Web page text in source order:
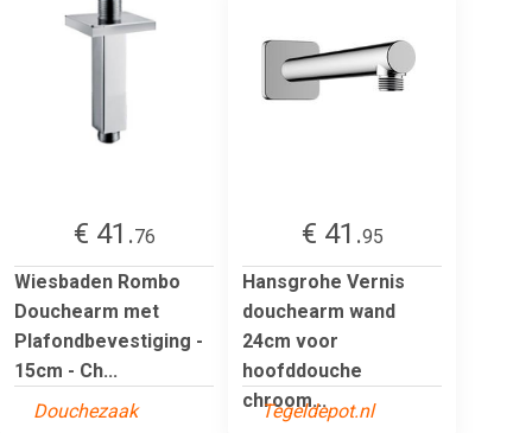
€ 41.76
Wiesbaden Rombo
Douchearm met
Plafondbevestiging -
15cm - Ch...
Douchezaak
€ 41.95
Hansgrohe Vernis
douchearm wand
24cm voor
hoofddouche
chroom...
Tegeldepot.nl